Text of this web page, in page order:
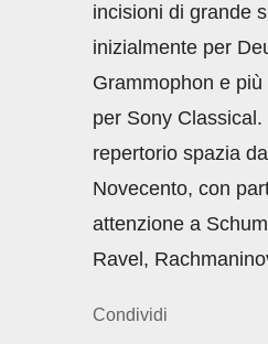
incisioni di grande
inizialmente per
Grammophon e
per Sony Classical.
repertorio spazia
Novecento, con
attenzione a
Ravel,
Condividi